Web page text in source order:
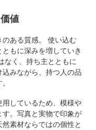
値
ある質感。 使い込む
もに深みを増していき
なく、持ち主とともに
込みながら、持つ人の品
しているため、模様や
す。写真と実物で印象が
素材ならではの個性と